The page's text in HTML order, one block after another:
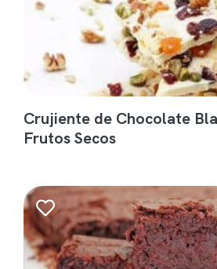
Crujiente de Chocolate
Frutos Secos